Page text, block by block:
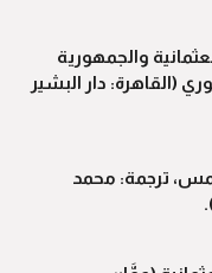
والجمهورية
(القاهرة: دار البشير
ترجمة: محمد